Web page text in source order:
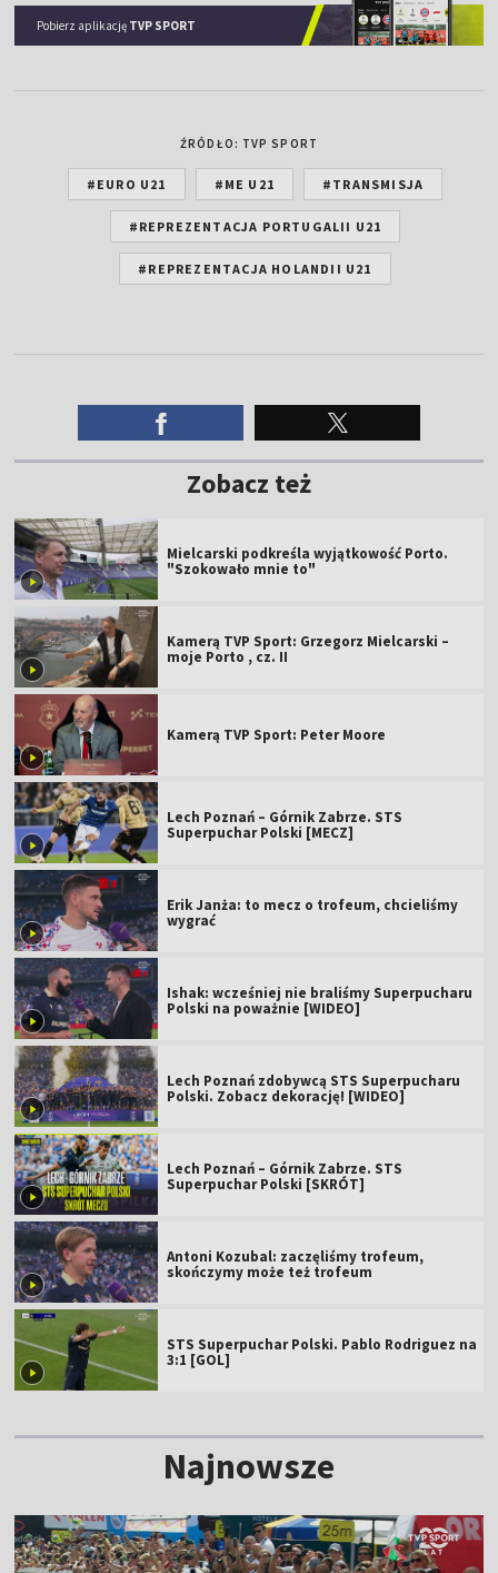
Pobierz aplikację TVP SPORT
ŹRÓDŁO: TVP SPORT
#EURO U21 #ME U21 #TRANSMISJA
#REPREZENTACJA PORTUGALII U21
#REPREZENTACJA HOLANDII U21
Zobacz też
Mielcarski podkreśla wyjątkowość Porto.
"Szokowało mnie to"
Kamerą TVP Sport: Grzegorz Mielcarski –
moje Porto , cz. II
Kamerą TVP Sport: Peter Moore
Lech Poznań – Górnik Zabrze. STS
Superpuchar Polski [MECZ]
Erik Janża: to mecz o trofeum, chcieliśmy
wygrać
Ishak: wcześniej nie braliśmy Superpucharu
Polski na poważnie [WIDEO]
Lech Poznań zdobywcą STS Superpucharu
Polski. Zobacz dekorację! [WIDEO]
Lech Poznań – Górnik Zabrze. STS
Superpuchar Polski [SKRÓT]
Antoni Kozubal: zaczęliśmy trofeum,
skończymy może też trofeum
STS Superpuchar Polski. Pablo Rodriguez na
3:1 [GOL]
Najnowsze